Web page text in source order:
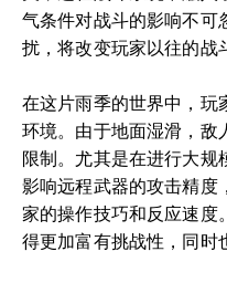
气条件对战斗的影响不可
扰，将改变玩家以往的战
在这片雨季的世界中，玩
环境。由于地面湿滑，敌
限制。尤其是在进行大规
影响远程武器的攻击精度
家的操作技巧和反应速度
得更加富有挑战性，同时